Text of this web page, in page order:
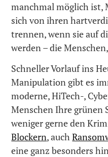
manchmal möglich ist,
sich von ihren
trennen, wenn sie auf
werden – die
Schneller Vorlauf ins
Manipulation gibt es
moderne, HiTech-,
Menschen Ihre grünen
weniger gerne den
Blockern, auch
eine ganz besonders